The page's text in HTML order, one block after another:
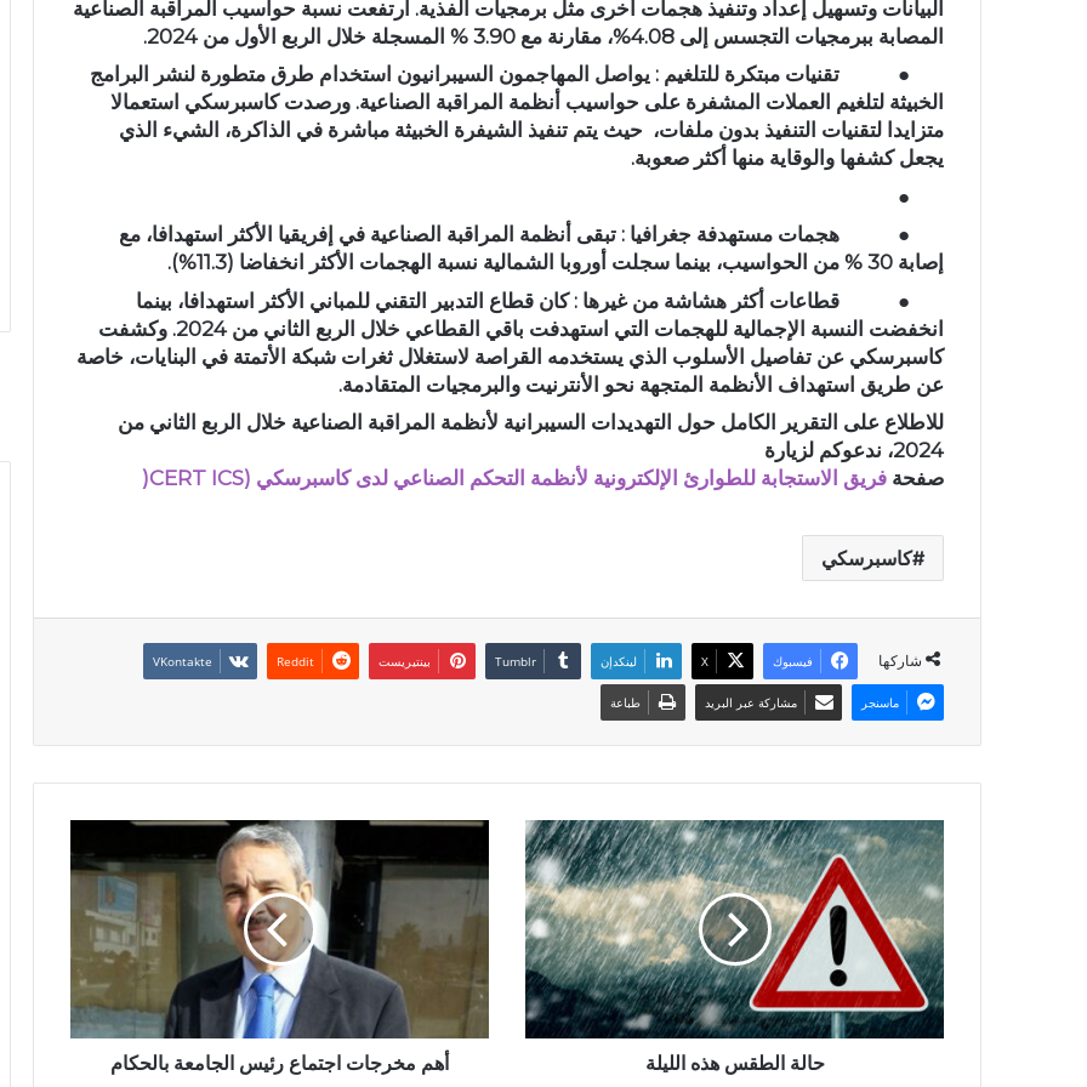
البيانات وتسهيل إعداد وتنفيذ هجمات أخرى مثل برمجيات الفذية. ارتفعت نسبة حواسيب المراقبة الصناعية
المصابة ببرمجيات التجسس إلى 4.08%، مقارنة مع 3.90 % المسجلة خلال الربع الأول من 2024.
● تقنيات مبتكرة للتلغيم : يواصل المهاجمون السيبرانيون استخدام طرق متطورة لنشر البرامج
الخبيثة لتلغيم العملات المشفرة على حواسيب أنظمة المراقبة الصناعية. ورصدت كاسبرسكي استعمالا
متزايدا لتقنيات التنفيذ بدون ملفات، حيث يتم تنفيذ الشيفرة الخبيثة مباشرة في الذاكرة، الشيء الذي
يجعل كشفها والوقاية منها أكثر صعوبة.
●
● هجمات مستهدفة جغرافيا : تبقى أنظمة المراقبة الصناعية في إفريقيا الأكثر استهدافا، مع
إصابة 30 % من الحواسيب، بينما سجلت أوروبا الشمالية نسبة الهجمات الأكثر انخفاضا (11.3%).
● قطاعات أكثر هشاشة من غيرها :كان قطاع التدبير التقني للمباني الأكثر استهدافا، بينما
انخفضت النسبة الإجمالية للهجمات التي استهدفت باقي القطاعي خلال الربع الثاني من 2024. وكشفت
كاسبرسكي عن تفاصيل الأسلوب الذي يستخدمه القراصة لاستغلال ثغرات شبكة الأتمتة في البنايات، خاصة
عن طريق استهداف الأنظمة المتجهة نحو الأنترنيت والبرمجيات المتقادمة.
للاطلاع على التقرير الكامل حول التهديدات السيبرانية لأنظمة المراقبة الصناعية خلال الربع الثاني من
2024، ندعوكم لزيارة
صفحة فريق الاستجابة للطوارئ الإلكترونية لأنظمة التحكم الصناعي لدى كاسبرسكي (
ICS
CERT
)
كاسبرسكي
شاركها فيسبوك X لينكدإن بينتيريست
ماسنجر مشاركة عبر البريد طباعة
حالة الطقس هذه الليلة أهم مخرجات اجتماع رئيس الجامعة بالحكام